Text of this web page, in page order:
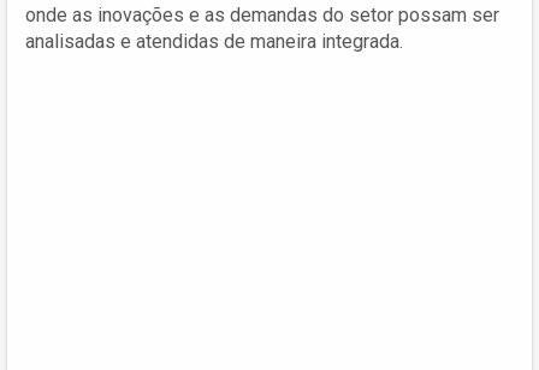
onde as inovações e as demandas do setor possam ser
analisadas e atendidas de maneira integrada.